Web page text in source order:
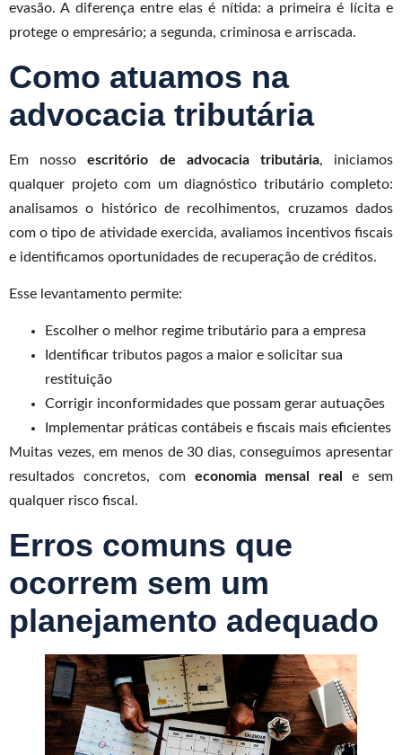
evasão. A diferença entre elas é nítida: a primeira é lícita e
protege o empresário; a segunda, criminosa e arriscada.
Como atuamos na
advocacia tributária
Em nossoescritório de advocacia tributária, iniciamos
qualquer projeto com um diagnóstico tributário completo:
analisamos o histórico de recolhimentos, cruzamos dados
com o tipo de atividade exercida, avaliamos incentivos fiscais
e identificamos oportunidades de recuperação de créditos.
Esse levantamento permite:
Escolher o melhor regime tributário para a empresa
Identificar tributos pagos a maior e solicitar sua
restituição
Corrigir inconformidades que possam gerar autuações
Implementar práticas contábeis e fiscais mais eficientes
Muitas vezes, em menos de 30 dias, conseguimos apresentar
resultados concretos, com economia mensal real
e sem
qualquer risco fiscal.
Erros comuns que
ocorrem sem um
planejamento adequado